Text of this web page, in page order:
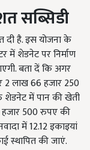
सब्सिडी
दी है. इस योजना के
में शेडनेट पर निर्माण
बता दें कि अगर
लाख 66 हजार 250
शेडनेट में पान की खेती
500 रुपए की
में 12.12 इकाइयां
स्थापित की जाएं.